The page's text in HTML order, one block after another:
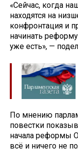
«Сейчас, когда
находятся на
конфронтация и
начинать
уже есть», —
По мнению
повестки
начала реформы
всё и ничего не